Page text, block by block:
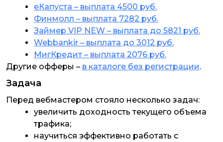
еКапуста – выплата 4500 руб.
Финмолл – выплата 7282 руб.
Займер VIP NEW – выплата до 5821 руб.
Webbankir – выплата до 3012 руб.
МигКредит – выплата 2076 руб.
Другие офферы – в каталоге без регистрации.
Задача
Перед вебмастером стояло несколько задач:
увеличить доходность текущего объема
трафика;
научиться эффективно работать с